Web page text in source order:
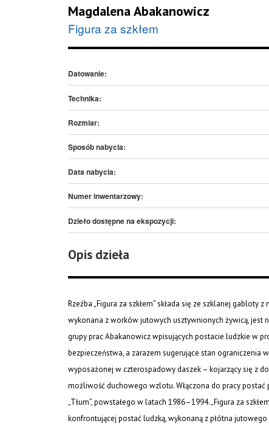
Magdalena Abakanowicz
Figura za szkłem
Datowanie:
Technika:
Rozmiar:
Sposób nabycia:
Data nabycia:
Numer inwentarzowy:
Dzieło dostępne na ekspozycji:
Opis dzieła
Rzeźba „Figura za szkłem” składa się ze szklanej
wykonana z worków jutowych usztywnionych żywicą, jest
grupy prac Abakanowicz wpisujących postacie ludzkie w
bezpieczeństwa, a zarazem sugerujące stan
wyposażonej w czterospadowy daszek – kojarzący się z
możliwość duchowego wzlotu. Włączona do pracy
„Tłum”, powstałego w latach 1986–1994. „Figura za
konfrontującej postać ludzką, wykonaną z płótna